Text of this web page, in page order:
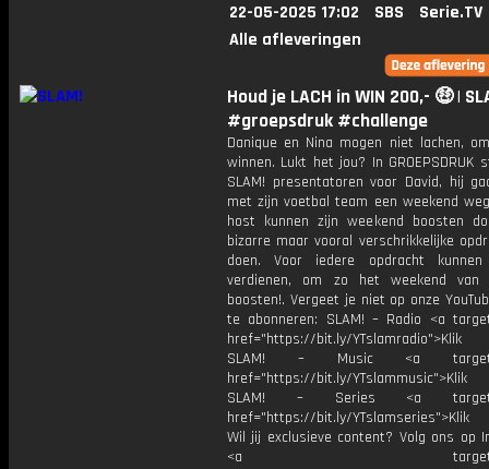
22-05-2025 17:02 SBS
Serie.TV
Alle afleveringen
Houd je LACH in WIN 200,- 🤑 |
#groepsdruk #challenge
Danique en Nina mogen niet lachen,
winnen. Lukt het jou? In GROEPSDRUK
SLAM! presentatoren voor David, hij
met zijn voetbal team een weekend
host kunnen zijn weekend boosten
bizarre maar vooral verschrikkelijke
doen. Voor iedere opdracht
verdienen, om zo het weekend van
boosten!. Vergeet je niet op onze
te abonneren: SLAM! – Radio <a
href="https://bit.ly/
SLAM! – Music <a
href="https://bit.ly/
SLAM! – Series <a
href="https://bit.ly/
Wil jij exclusieve content? Volg ons op
<a